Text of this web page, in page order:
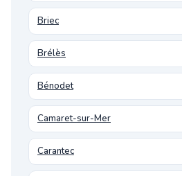
Briec
Brélès
Bénodet
Camaret-sur-Mer
Carantec